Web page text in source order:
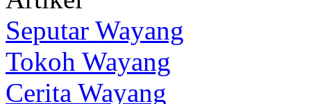
Seputar Wayang
Tokoh Wayang
Cerita Wayang